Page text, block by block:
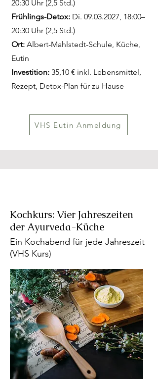
20:30 Uhr (2,5 Std.)
Frühlings-Detox: Di. 09.03.2027, 18:00–
20:30 Uhr (2,5 Std.)
Ort: Albert-Mahlstedt-Schule, Küche,
Eutin
Investition: 35,10 € inkl. Lebensmittel,
Rezept, Detox-Plan für zu Hause
VHS Eutin Anmeldung
Kochkurs: Vier Jahreszeiten
der Ayurveda-Küche
Ein Kochabend für jede Jahreszeit
(VHS Kurs)